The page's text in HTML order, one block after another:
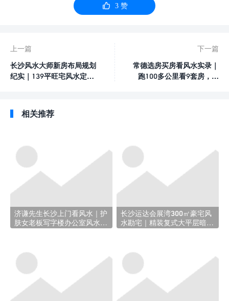
 3赞
上一篇
长沙风水大师新房布局规划
纪实｜139平旺宅风水定
下一篇
常德选房买房看风水实录｜
跑100多公里看9套房，帮
相关推荐
济谦先生长沙上门看风水｜护
肤女老板写字楼办公室风水勘
长沙运达会展湾300㎡豪宅风
水勘宅｜精装复式大平层暗藏